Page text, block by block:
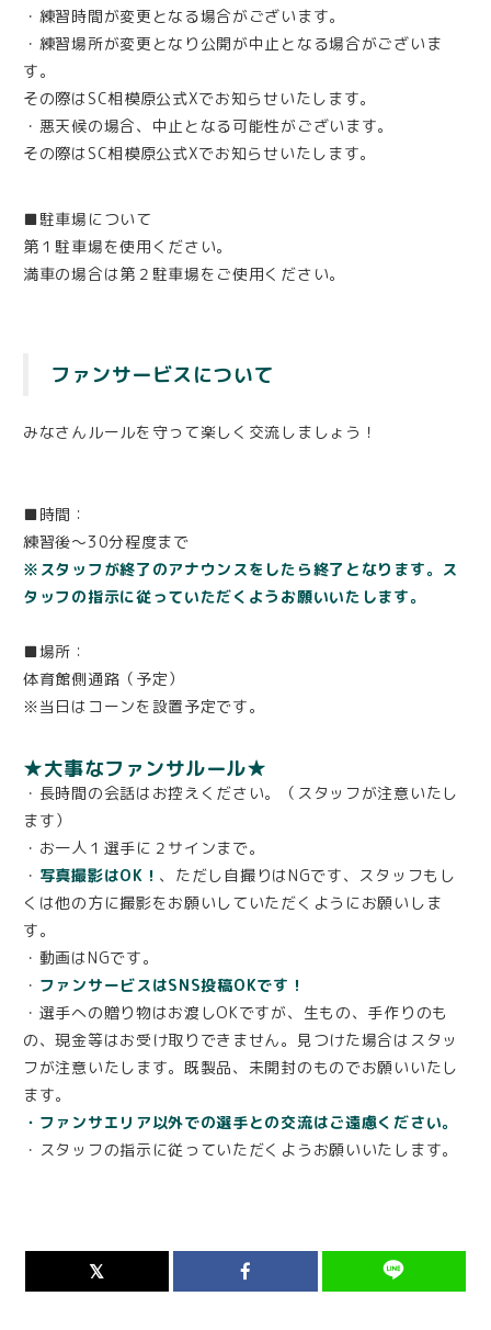
・練習時間が変更となる場合がございます。
・練習場所が変更となり公開が中止となる場合がございま
す。
その際はSC相模原公式Xでお知らせいたします。
・悪天候の場合、中止となる可能性がございます。
その際はSC相模原公式Xでお知らせいたします。
■駐車場について
第１駐車場を使用ください。
満車の場合は第２駐車場をご使用ください。
ファンサービスについて
みなさんルールを守って楽しく交流しましょう！
■時間：
練習後〜30分程度まで
※スタッフが終了のアナウンスをしたら終了となります。ス
タッフの指示に従っていただくようお願いいたします。
■場所：
体育館側通路（予定）
※当日はコーンを設置予定です。
★大事なファンサルール★
・長時間の会話はお控えください。（スタッフが注意いたし
ます）
・お一人１選手に２サインまで。
・ 写真撮影はOK！ 、ただし自撮りはNGです、スタッフもし
くは他の方に撮影をお願いしていただくようにお願いしま
す。
・動画はNGです。
・ ファンサービスはSNS投稿OKです！
・選手への贈り物はお渡しOKですが、生もの、手作りのも
の、現金等はお受け取りできません。見つけた場合はスタッ
フが注意いたします。既製品、未開封のものでお願いいたし
ます。
・ファンサエリア以外での選手との交流はご遠慮ください。
・スタッフの指示に従っていただくようお願いいたします。